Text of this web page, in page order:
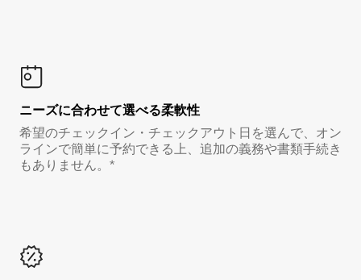
ニーズに合わせて選べる柔軟性
希望のチェックイン・チェックアウト日を選んで、オン
ラインで簡単に予約できる上、追加の義務や書類手続き
もありません。*